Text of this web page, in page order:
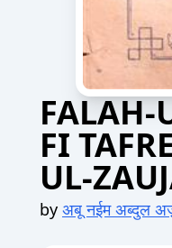
FALAH-
FI
UL-
by अबू नईम अब्दुल